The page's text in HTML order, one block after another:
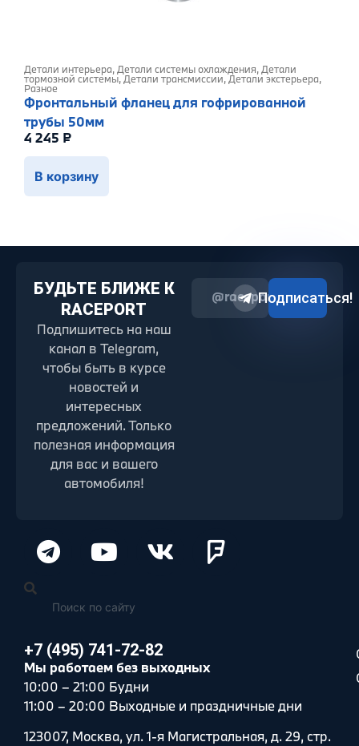
Детали интерьера,Детали системы охлаждения,Детали
тормозной системы,Детали трансмиссии,Детали экстерьера,
Разное
Фронтальный фланец для гофрированной
трубы 50мм
4 245 ₽
В корзину
БУДЬТЕ БЛИЖЕ К
RACEPORT
Подпишитесь на наш
канал в Telegram,
чтобы быть в курсе
новостей и
интересных
предложений. Только
полезная информация
для вас и вашего
автомобиля!
@raceport2022
Подписаться!
+7 (495) 741-72-82
Мы работаем без выходных
10:00 – 21:00 Будни
11:00 – 20:00 Выходные и праздничные дни
123007, Москва, ул. 1-я Магистральная, д. 29, стр.